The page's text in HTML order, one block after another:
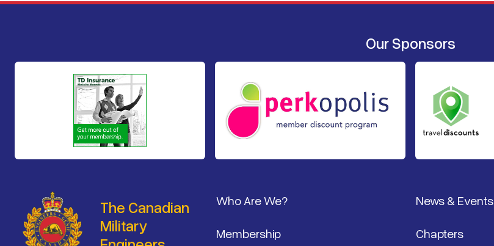
Our Sponsors
The Canadian
Military
Who Are We? News & Events
Membership Chapters